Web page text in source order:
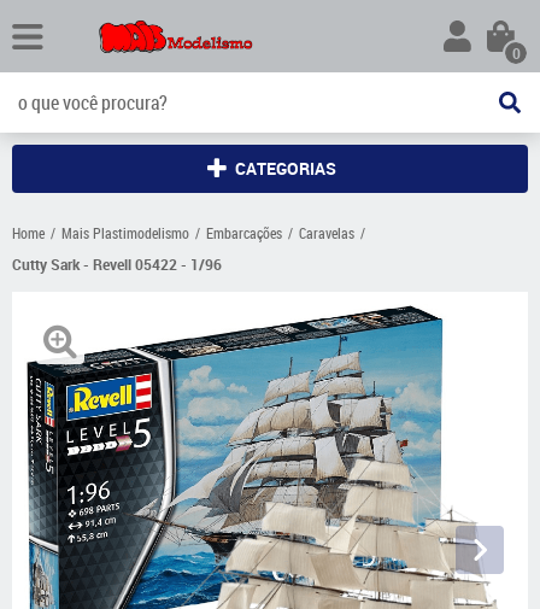
0
CATEGORIAS
Home Mais Plastimodelismo Embarcações
Caravelas
Cutty Sark - Revell 05422 - 1/96